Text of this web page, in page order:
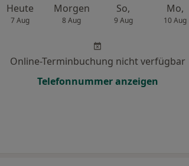
Heute
7 Aug
Morgen
8 Aug
So,
9 Aug
Mo,
10 Aug
Online-Terminbuchung nicht verfügbar
Telefonnummer anzeigen